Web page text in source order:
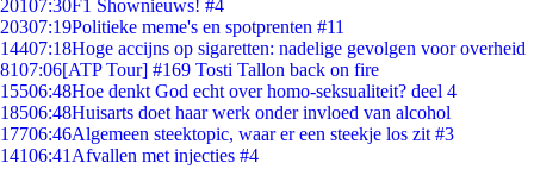
20107:30F1 Shownieuws! #4
20307:19Politieke meme's en spotprenten #11
14407:18Hoge accijns op sigaretten: nadelige gevolgen voor overheid
8107:06[ATP Tour] #169 Tosti Tallon back on fire
15506:48Hoe denkt God echt over homo-seksualiteit? deel 4
18506:48Huisarts doet haar werk onder invloed van alcohol
17706:46Algemeen steektopic, waar er een steekje los zit #3
14106:41 Afvallen met injecties #4